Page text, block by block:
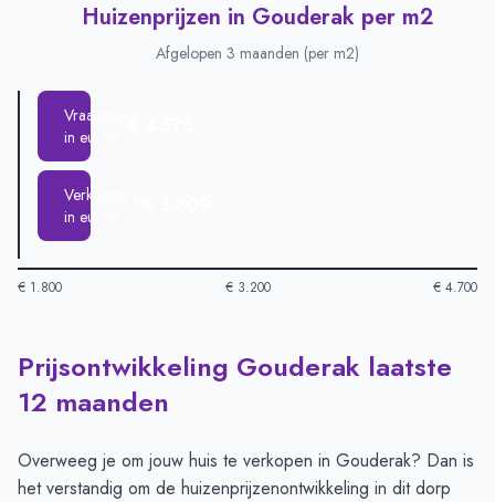
Huizenprijzen in Gouderak per m2
Afgelopen 3 maanden (per m2)
Vraagprijs
in euro's
Verkoopprijs
in euro's
€ 1.800 € 3.200 € 4.700
Huizenprijzen in Gouderak per m2-Afgelopen 3 maanden
Type
Vraagprijs in euro's
€ 3.809
Prijsontwikkeling Gouderak laatste
12 maanden
Overweeg je om jouw huis te verkopen in Gouderak? Dan is
het verstandig om de huizenprijzenontwikkeling in dit dorp